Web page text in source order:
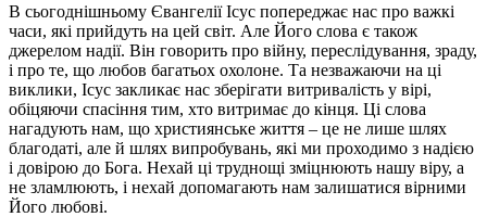
В сьогоднішньому Євангелії Ісус попереджає нас про важкі
часи, які прийдуть на цей світ. Але Його слова є також
джерелом надії. Він говорить про війну, переслідування, зраду,
і про те, що любов багатьох охолоне. Та незважаючи на ці
виклики, Ісус закликає нас зберігати витривалість у вірі,
обіцяючи спасіння тим, хто витримає до кінця. Ці слова
нагадують нам, що християнське життя – це не лише шлях
благодаті, але й шлях випробувань, які ми проходимо з надією
і довірою до Бога. Нехай ці труднощі зміцнюють нашу віру, а
не зламлюють, і нехай допомагають нам залишатися вірними
Його любові.